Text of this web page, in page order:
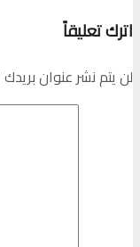
اترك تعليقاً
لن يتم نشر عنوان بريدك